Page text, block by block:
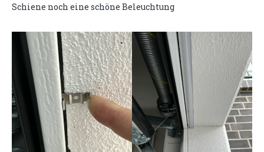
Schiene noch eine schöne Beleuchtung